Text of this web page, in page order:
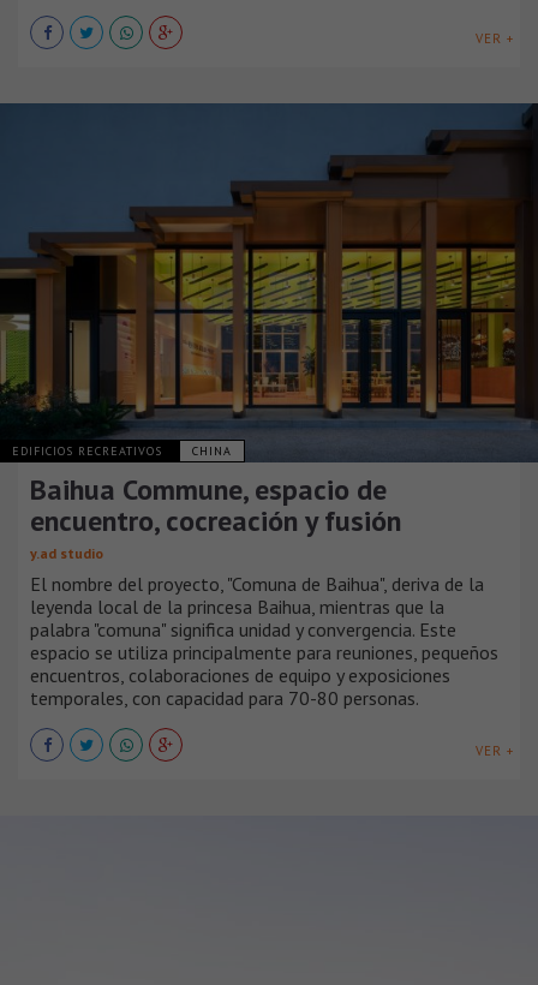
VER +
EDIFICIOS RECREATIVOS CHINA
Baihua Commune, espacio de
encuentro, cocreación y fusión
y.ad studio
El nombre del proyecto, "Comuna de Baihua", deriva de la
leyenda local de la princesa Baihua, mientras que la
palabra "comuna" significa unidad y convergencia. Este
espacio se utiliza principalmente para reuniones, pequeños
encuentros, colaboraciones de equipo y exposiciones
temporales, con capacidad para 70-80 personas.
VER +